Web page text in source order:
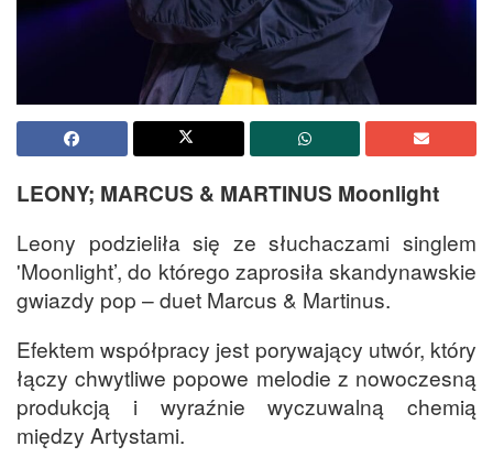
LEONY; MARCUS & MARTINUS Moonlight
Leony podzieliła się ze słuchaczami singlem
'Moonlight’, do którego zaprosiła skandynawskie
gwiazdy pop – duet Marcus & Martinus.
Efektem współpracy jest porywający utwór, który
łączy chwytliwe popowe melodie z nowoczesną
produkcją i wyraźnie wyczuwalną chemią
między Artystami.